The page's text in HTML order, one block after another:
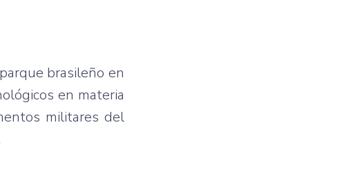
brasileño en
en materia
militares del